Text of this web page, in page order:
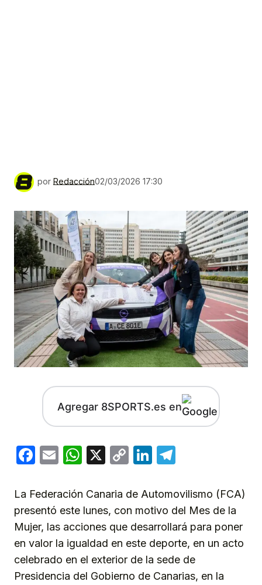
por Redacción02/03/2026 17:30
Agregar 8SPORTS.es en
Facebook
EmailWhatsApp
X
CopyLinkedIn
La Federación Canaria de Automovilismo (FCA)
presentó este lunes, con motivo del Mes de la
Mujer, las acciones que desarrollará para poner
en valor la igualdad en este deporte, en un acto
celebrado en el exterior de la sede de
Presidencia del Gobierno de Canarias, en la